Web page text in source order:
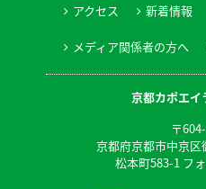
アクセス 新着情報
メディア関係者の方へ
京都カポエイ
〒
京都府京都市中京区
松本町583-1 フ